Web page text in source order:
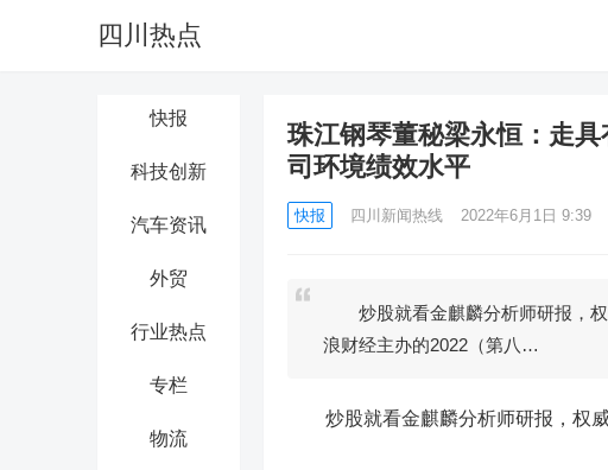
四川热点
快报
科技创新
汽车资讯
外贸
行业热点
专栏
物流
珠江钢琴董秘梁永恒：走
司环境绩效水平
快报 四川新闻热线 2022年6月1日 9:39
炒股就看金麒麟分析师研报，
浪财经主办的2022（第八…
炒股就看金麒麟分析师研报，权威